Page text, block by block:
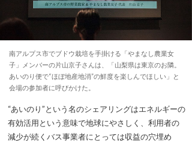
南アルプス市でブドウ栽培を手掛ける「やまなし農業女
子」メンバーの片山京子さんは、「山梨県は東京のお隣。
あいのり便で“ほぼ地産地消”の鮮度を楽しんでほしい」と
会場の参加者に呼びかけた。
“あいのり”という名のシェアリングはエネルギーの
有効活用という意味で地球にやさしく、利用者の
減少が続くバス事業者にとっては収益の穴埋め